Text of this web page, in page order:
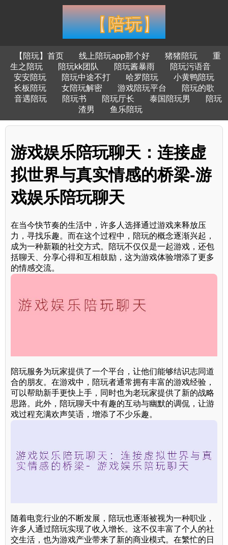
【陪玩】首页 线上陪玩app那个好 猪猪陪玩
重
生之陪玩
陪玩kk团队 陪玩酱暴雨
陪玩污语音
安安陪玩
陪玩中途不打 哈罗陪玩
小黄鸭陪玩
长板陪玩
女陪玩解密 游戏陪玩平台
陪玩的歌
音遇陪玩
陪玩书 陪玩厅长 泰国陪玩男
陪玩
渣男
鱼乐陪玩
游戏娱乐陪玩聊天：连接虚
拟世界与真实情感的桥梁-游
戏娱乐陪玩聊天
在当今快节奏的生活中，许多人选择通过游戏来释放压
力，寻找乐趣。而在这个过程中，陪玩的概念逐渐兴起，
成为一种新颖的社交方式。陪玩不仅仅是一起游戏，还包
括聊天、分享心得和互相鼓励，这为游戏体验增添了更多
的情感交流。
陪玩服务为玩家提供了一个平台，让他们能够结识志同道
合的朋友。在游戏中，陪玩者通常拥有丰富的游戏经验，
可以帮助新手更快上手，同时也为老玩家提供了新的战略
思路。此外，陪玩聊天中有趣的互动与幽默的调侃，让游
戏过程充满欢声笑语，增添了不少乐趣。
随着电竞行业的不断发展，陪玩也逐渐被视为一种职业，
许多人通过陪玩实现了收入增长。这不仅丰富了个人的社
交生活，也为游戏产业带来了新的商业模式。在繁忙的日